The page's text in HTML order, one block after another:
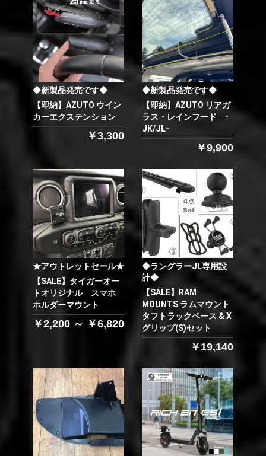
◆新製品発売です◆
【即納】AZUTO ウイン
カーエクステンション
￥3,300
◆新製品発売です◆
【即納】AZUTO リアガ
ラス・レインフード -
JK/JL-
￥9,900
★アウトレットセール★
【SALE】タイガーオー
トオリジナル スマホ
ホルダーマウント
￥2,200 ～ ￥6,820
◆ラングラーJL専用設
計◆
【SALE】RAM
MOUNTS ラムマウント
タフトラックベース & X
グリップ(S)セット
￥19,140